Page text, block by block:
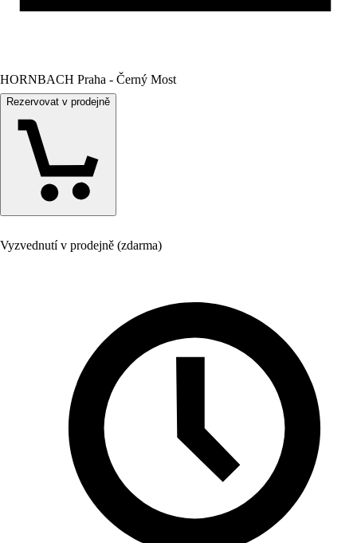
HORNBACH Praha - Černý Most
Rezervovat v prodejně
Vyzvednutí v prodejně (zdarma)